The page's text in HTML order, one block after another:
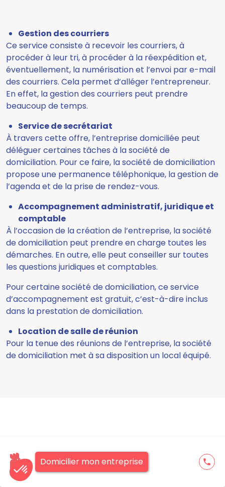
Domicilier mon entreprise phone
Gestion des courriers
Ce service consiste à recevoir les courriers, à
procéder à leur tri, à procéder à la réexpédition et,
éventuellement, la numérisation et l’envoi par e-mail
des courriers. Cela permet d’alléger l’entrepreneur.
En effet, la gestion des courriers peut prendre
beaucoup de temps.
Service de secrétariat
À travers cette offre, l’entreprise domiciliée peut
déléguer certaines tâches à la société de
domiciliation. Pour ce faire, la société de domiciliation
propose une permanence téléphonique, la gestion de
l’agenda et de la prise de rendez-vous.
Accompagnement administratif, juridique et
comptable
À l’occasion de la création de l’entreprise, la société
de domiciliation peut prendre en charge toutes les
démarches. En outre, elle peut conseiller sur toutes
les questions juridiques et comptables.
Pour certaine société de domiciliation, ce service
d’accompagnement est gratuit, c’est-à-dire inclus
dans la prestation de domiciliation.
Location de salle de réunion
Pour la tenue des réunions de l’entreprise, la société
de domiciliation met à sa disposition un local équipé.